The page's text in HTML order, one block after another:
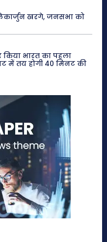
खरगे, जनसभा को
किया भारत का पहला
में तय होगी 40 मिनट की